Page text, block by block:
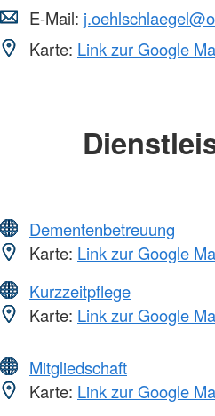
E-Mail:
Karte: Link zur Google
Dementenbetreuung
Karte: Link zur Google
Kurzzeitpflege
Karte: Link zur Google
Mitgliedschaft
Karte: Link zur Google